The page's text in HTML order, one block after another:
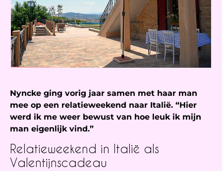
Nyncke ging vorig jaar samen met haar man
mee op een relatieweekend naar Italië. “Hier
werd ik me weer bewust van hoe leuk ik mijn
man eigenlijk vind.”
Relatieweekend in Italië als
Valentijnscadeau